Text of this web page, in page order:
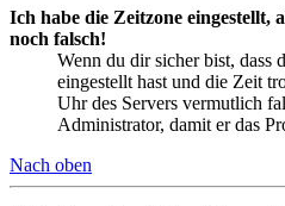
Ich habe die Zeitzone eingestellt,
noch falsch!
Wenn du dir sicher bist, dass
eingestellt hast und die Zeit
Uhr des Servers vermutlich
Administrator, damit er das
Nach oben